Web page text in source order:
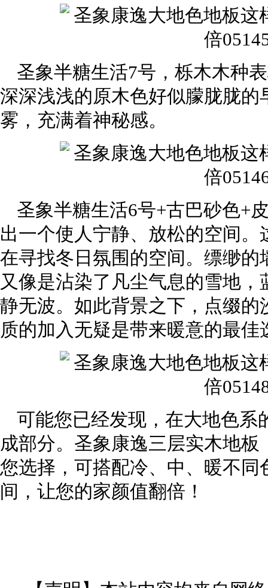
圣象半糖生活7号，栎木木种
深深浅浅的原木色好似朦胧胧
雾，充满着神秘感。
圣象半糖生活6号+古巴砂色+
出一个使人宁静、放松的空间
在寻找冬日氛围的空间。缥缈
又像是沾染了凡尘气息的雪地
静无波。如此背景之下，点缀
质的加入无疑是带来暖意的最佳
可能您已经发现，在大地色系
成部分。圣象康逸三层实木地
您选择，可搭配冷、中、暖不
间，让您的家颜值翻倍！